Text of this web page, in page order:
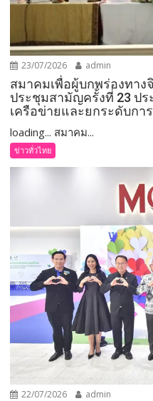
23/07/2026 admin
สมาคมเพื่อผู้บกพร่องทาง
ประชุมสามัญครั้งที่ 23 ป
เครือข่ายและยกระดับก
loading... สมาคม...
ข่าวทั่วไทย
22/07/2026 admin